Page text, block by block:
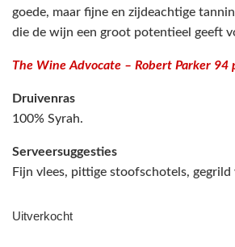
goede, maar fijne en zijdeachtige
die de wijn een groot potentieel geeft
The Wine Advocate – Robert Parker 94
Druivenras
100% Syrah.
Serveersuggesties
Fijn vlees, pittige stoofschotels,
Uitverkocht